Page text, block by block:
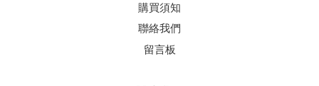
購買須知
聯絡我們
留言板